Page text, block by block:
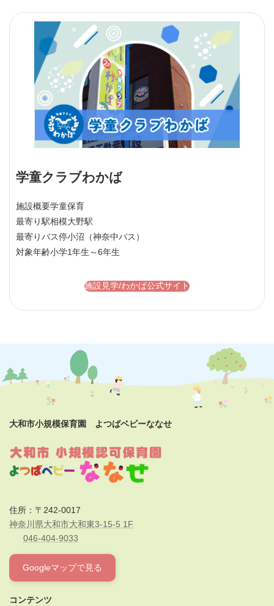
学童クラブわかば
施設概要学童保育
最寄り駅相模大野駅
最寄りバス停小沼（神奈中バス）
対象年齢小学1年生～6年生
施設見学/わかば公式サイト
大和市小規模保育園 よつばベビーななせ
住所：〒242-0017
神奈川県大和市大和東3-15-5 1F
046-404-9033
Googleマップで見る
コンテンツ